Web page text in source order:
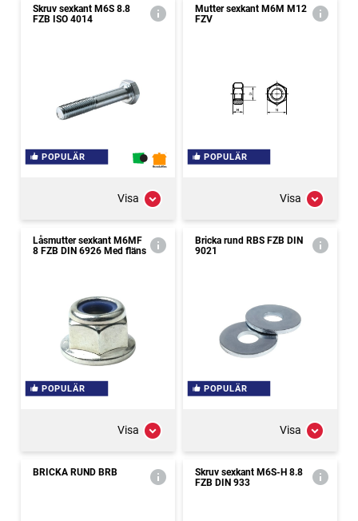
Skruv sexkant M6S 8.8
FZB ISO 4014
POPULÄR
Visa
Mutter sexkant M6M M12
FZV
POPULÄR
Visa
Låsmutter sexkant M6MF
8 FZB DIN 6926 Med fläns
POPULÄR
Visa
Bricka rund RBS FZB DIN
9021
POPULÄR
Visa
BRICKA RUND BRB
Skruv sexkant M6S-H 8.8
FZB DIN 933